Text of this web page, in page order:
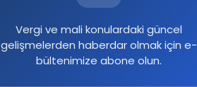
Vergi ve mali konulardaki güncel
gelişmelerden haberdar olmak için e-
bültenimize abone olun.